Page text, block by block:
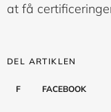
at få
DEL ARTIKLEN
F FACEBOOK